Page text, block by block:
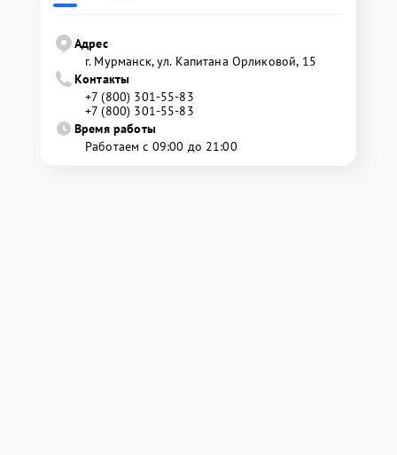
Адрес
г. Мурманск, ул. Капитана Орликовой, 15
Контакты
+7 (800) 301-55-83
+7 (800) 301-55-83
Время работы
Работаем с 09:00 до 21:00